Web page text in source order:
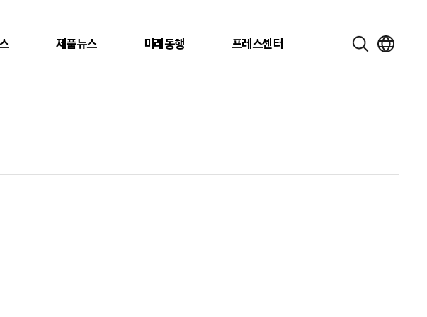
제품뉴스 미래동행 프레스센터